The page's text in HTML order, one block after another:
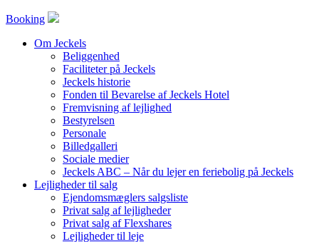
Booking
Om Jeckels
Beliggenhed
Faciliteter på Jeckels
Jeckels historie
Fonden til Bevarelse af Jeckels Hotel
Fremvisning af lejlighed
Bestyrelsen
Personale
Billedgalleri
Sociale medier
Jeckels ABC – Når du lejer en feriebolig på Jeckels
Lejligheder til salg
Ejendomsmæglers salgsliste
Privat salg af lejligheder
Privat salg af Flexshares
Lejligheder til leje